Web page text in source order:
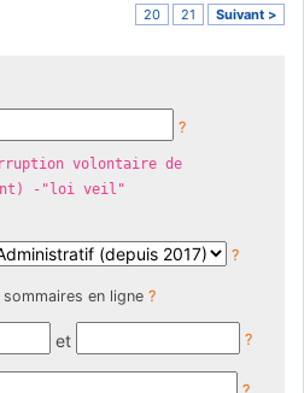
20
21 Suivant >
?
volontaire de
-"loi veil"
?
en ligne ?
et ?